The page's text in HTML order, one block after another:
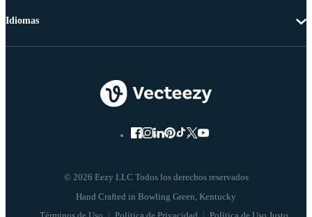
© 2026 Eezy LLC Todos los derechos reservados
Idiomas